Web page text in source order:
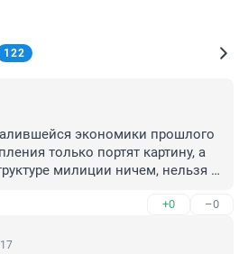
122
экономики прошлого
только портят картину, а
милиции ничем, нельзя
+0 –0